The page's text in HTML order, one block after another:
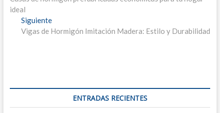
de
entradas
ideal
SiguienteEntrada
siguiente:
Vigas de Hormigón Imitación Madera: Estilo y Durabilidad
ENTRADAS RECIENTES